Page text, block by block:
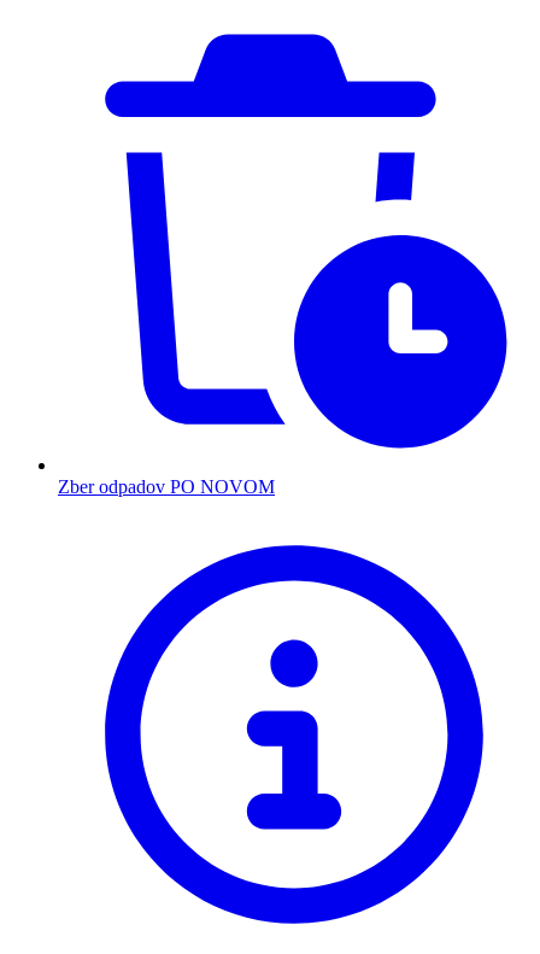
Zber odpadov PO NOVOM